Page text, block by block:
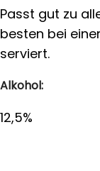
Passt gut zu
besten bei
serviert.
Alkohol:
12,5%